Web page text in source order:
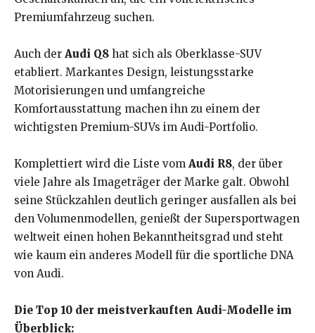
Premiumfahrzeug suchen.
Auch der Audi Q8 hat sich als Oberklasse-SUV
etabliert. Markantes Design, leistungsstarke
Motorisierungen und umfangreiche
Komfortausstattung machen ihn zu einem der
wichtigsten Premium-SUVs im Audi-Portfolio.
Komplettiert wird die Liste vom Audi R8, der über
viele Jahre als Imageträger der Marke galt. Obwohl
seine Stückzahlen deutlich geringer ausfallen als bei
den Volumenmodellen, genießt der Supersportwagen
weltweit einen hohen Bekanntheitsgrad und steht
wie kaum ein anderes Modell für die sportliche DNA
von Audi.
Die Top 10 der meistverkauften Audi-Modelle im
Überblick: